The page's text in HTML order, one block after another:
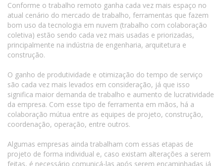
Conforme o trabalho remoto ganha cada vez mais espaço no
atual cenário do mercado de trabalho, ferramentas que fazem
bom uso da tecnologia em nuvem (trabalho com colaboração
coletiva) estão sendo cada vez mais usadas e priorizadas,
principalmente na indústria de engenharia, arquitetura e
construção.
O ganho de produtividade e otimização do tempo de serviço
são cada vez mais levados em consideração, já que isso
significa maior demanda de trabalho e aumento de lucratividade
da empresa. Com esse tipo de ferramenta em mãos, há a
colaboração mútua entre as equipes de projeto, construção,
coordenação, operação, entre outros.
Algumas empresas ainda trabalham com essas etapas de
projeto de forma individual e, caso existam alterações a serem
feitas, é necessário comunicá-las após serem encaminhadas já